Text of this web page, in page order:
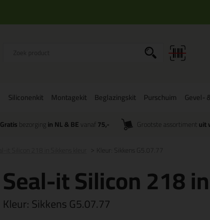
Siliconenkit Montagekit Beglazingskit Purschuim Gevel-
Gratisbezorgingin NL & BEvanaf 75,- Grootste assortiment uit
Kleur: Sikkens G5.07.77
Seal-it Silicon 218
Kleur:Sikkens G5.07.77